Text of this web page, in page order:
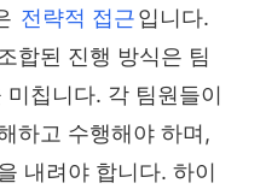
전략적 접근입니다.
합된 진행 방식은 팀
칩니다. 각 팀원들이
하고 수행해야 하며,
내려야 합니다. 하이